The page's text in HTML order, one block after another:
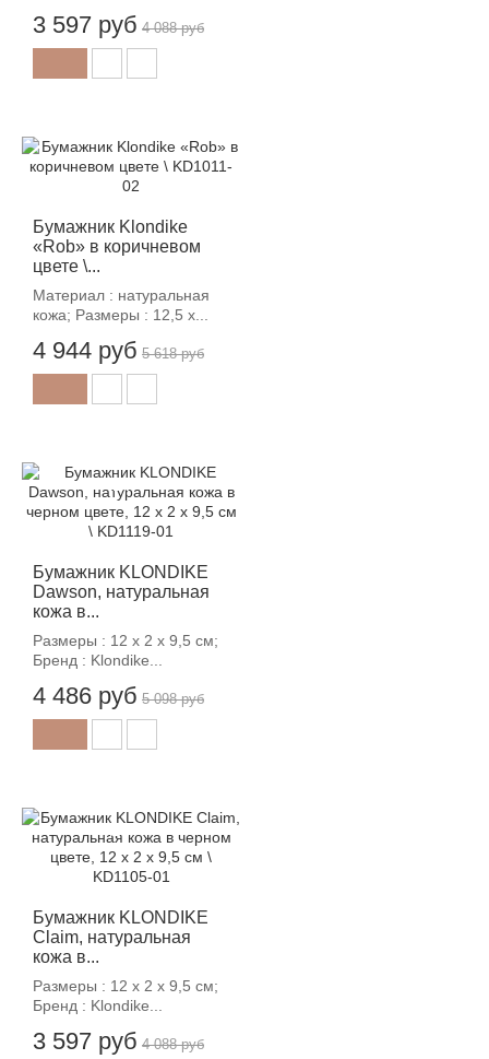
3 597 руб 4 088 руб
Бумажник Klondike
«Rob» в коричневом
цвете \...
Материал : натуральная
кожа; Размеры : 12,5 х...
4 944 руб 5 618 руб
Бумажник KLONDIKE
Dawson, натуральная
кожа в...
Размеры : 12 х 2 х 9,5 см;
Бренд : Klondike...
4 486 руб 5 098 руб
Бумажник KLONDIKE
Claim, натуральная
кожа в...
Размеры : 12 х 2 х 9,5 см;
Бренд : Klondike...
3 597 руб 4 088 руб